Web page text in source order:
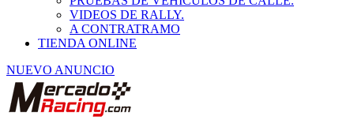
VIDEOS DE RALLY.
A CONTRATRAMO
TIENDA ONLINE
NUEVO ANUNCIO